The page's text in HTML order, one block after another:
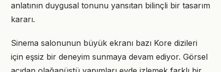
anlatının duygusal tonunu yansıtan bilinçli bir tasarım
kararı.
Sinema salonunun büyük ekranı bazı Kore dizileri
için eşsiz bir deneyim sunmaya devam ediyor. Görsel